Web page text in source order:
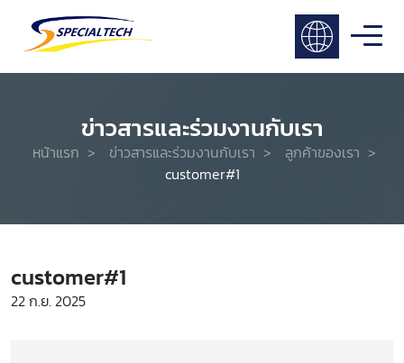
ข่าวสารและร่วมงานกับเรา
หน้าแรก > ข่าวสารและร่วมงานกับเรา > ลูกค้าของเรา >
customer#1
customer#1
22 ก.ย. 2025